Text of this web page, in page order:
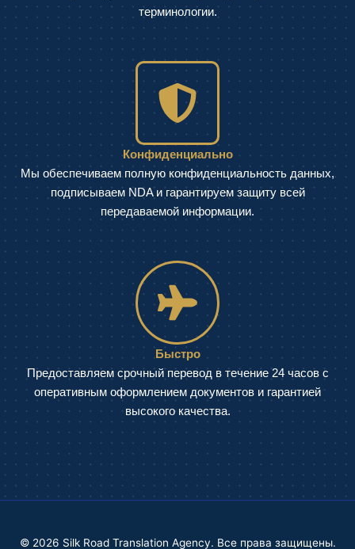
терминологии.
Конфиденциально
Мы обеспечиваем полную конфиденциальность данных,
подписываем NDA и гарантируем защиту всей
передаваемой информации.
Быстро
Предоставляем срочный перевод в течение 24 часов с
оперативным оформлением документов и гарантией
высокого качества.
© 2026 Silk Road Translation Agency. Все права защищены.